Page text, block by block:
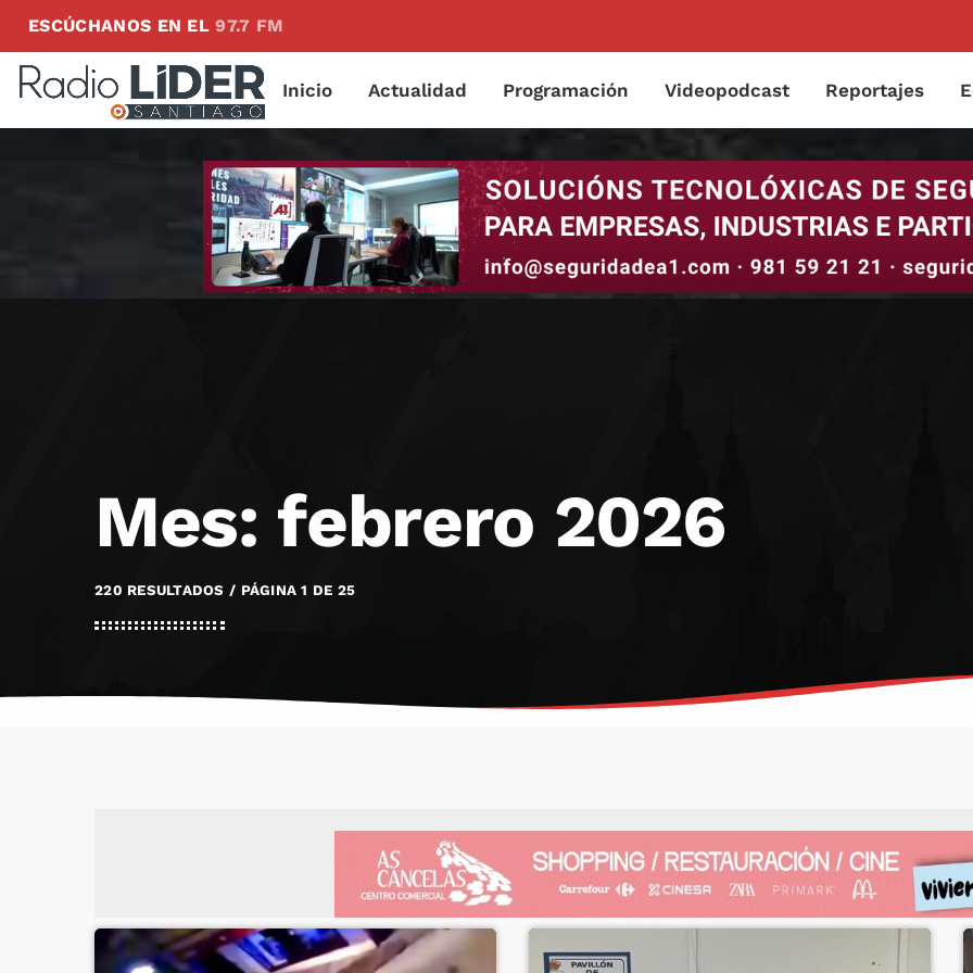
ESCÚCHANOS EN EL97.7 FM
Inicio Actualidad Programación Videopodcast Reportajes
Mes: febrero 2026
220 RESULTADOS / PÁGINA 1 DE 25